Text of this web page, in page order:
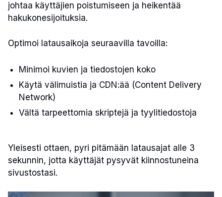
johtaa käyttäjien poistumiseen ja heikentää
hakukonesijoituksia.
Optimoi latausaikoja seuraavilla tavoilla:
Minimoi kuvien ja tiedostojen koko
Käytä välimuistia ja CDN:ää (Content Delivery
Network)
Vältä tarpeettomia skriptejä ja tyylitiedostoja
Yleisesti ottaen, pyri pitämään latausajat alle 3
sekunnin, jotta käyttäjät pysyvät kiinnostuneina
sivustostasi.